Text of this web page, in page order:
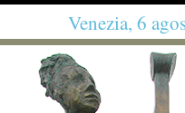
Venezia, 6